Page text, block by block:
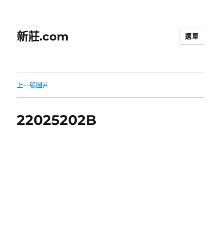
新莊.com 選單
上一張圖片
22025202B